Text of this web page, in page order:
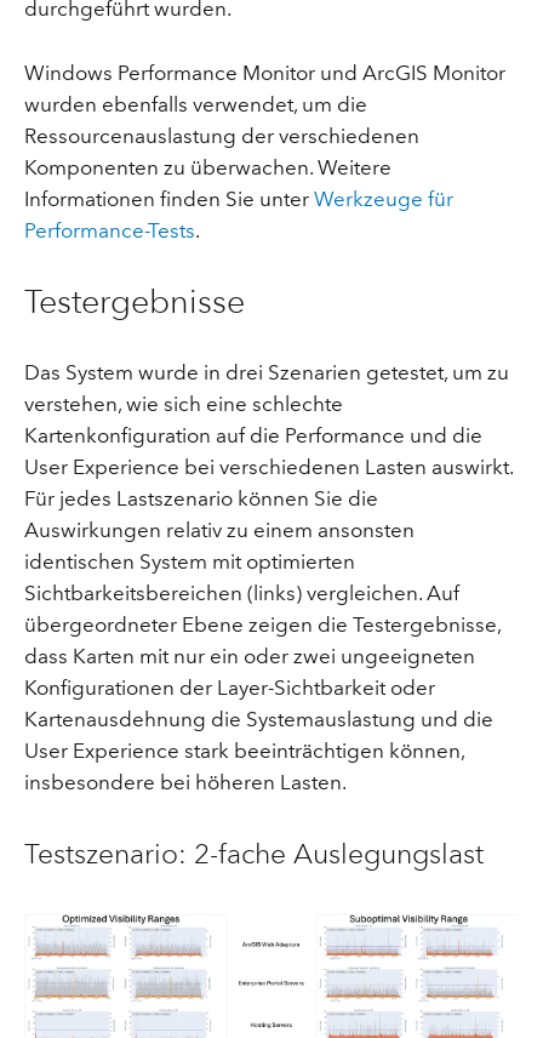
durchgeführt wurden.
Windows Performance Monitor und ArcGIS Monitor
wurden ebenfalls verwendet, um die
Ressourcenauslastung der verschiedenen
Komponenten zu überwachen. Weitere
Informationen finden Sie unter Werkzeuge für
Performance-Tests.
Testergebnisse
Das System wurde in drei Szenarien getestet, um zu
verstehen, wie sich eine schlechte
Kartenkonfiguration auf die Performance und die
User Experience bei verschiedenen Lasten auswirkt.
Für jedes Lastszenario können Sie die
Auswirkungen relativ zu einem ansonsten
identischen System mit optimierten
Sichtbarkeitsbereichen (links) vergleichen. Auf
übergeordneter Ebene zeigen die Testergebnisse,
dass Karten mit nur ein oder zwei ungeeigneten
Konfigurationen der Layer-Sichtbarkeit oder
Kartenausdehnung die Systemauslastung und die
User Experience stark beeinträchtigen können,
insbesondere bei höheren Lasten.
Testszenario: 2-fache Auslegungslast